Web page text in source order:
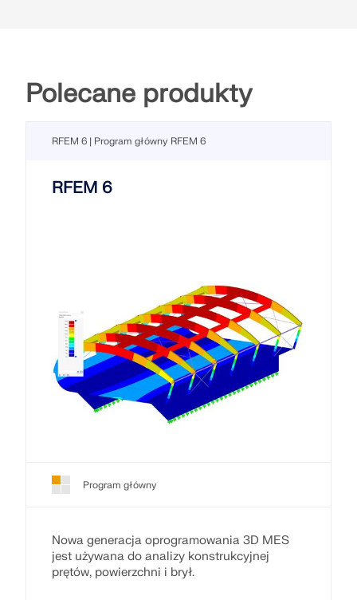
Polecane produkty
RFEM 6 | Program główny RFEM 6
RFEM 6
Program główny
Nowa generacja oprogramowania 3D MES
jest używana do analizy konstrukcyjnej
prętów, powierzchni i brył.